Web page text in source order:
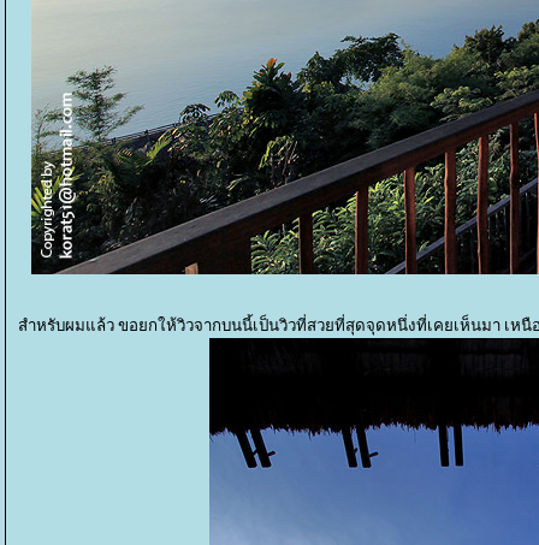
สำหรับผมแล้ว ขอยกให้วิวจากบนนี้เป็นวิวที่สวยที่สุดจุดหนึ่งที่เคยเห็นมา เหนื